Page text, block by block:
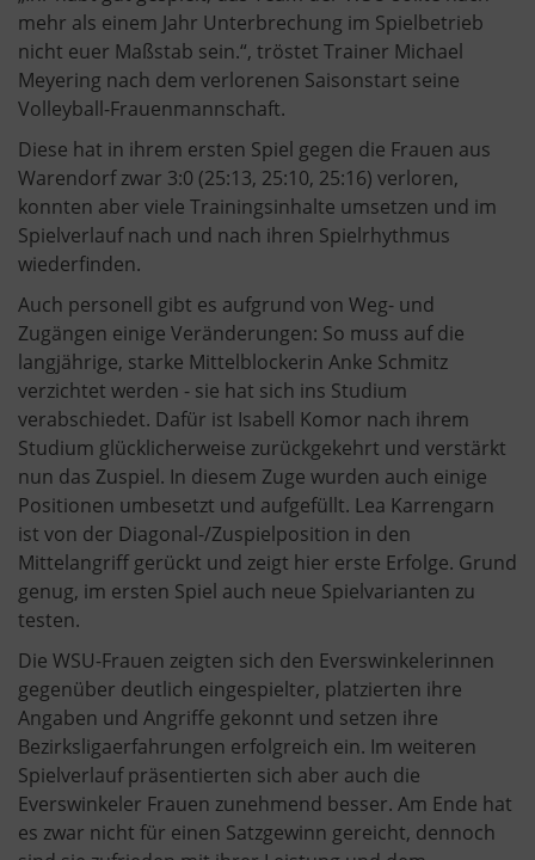
mehr als einem Jahr Unterbrechung im Spielbetrieb
nicht euer Maßstab sein.“, tröstet Trainer Michael
Meyering nach dem verlorenen Saisonstart seine
Volleyball-Frauenmannschaft.
Diese hat in ihrem ersten Spiel gegen die Frauen aus
Warendorf zwar 3:0 (25:13, 25:10, 25:16) verloren,
konnten aber viele Trainingsinhalte umsetzen und im
Spielverlauf nach und nach ihren Spielrhythmus
wiederfinden.
Auch personell gibt es aufgrund von Weg- und
Zugängen einige Veränderungen: So muss auf die
langjährige, starke Mittelblockerin Anke Schmitz
verzichtet werden - sie hat sich ins Studium
verabschiedet. Dafür ist Isabell Komor nach ihrem
Studium glücklicherweise zurückgekehrt und verstärkt
nun das Zuspiel. In diesem Zuge wurden auch einige
Positionen umbesetzt und aufgefüllt. Lea Karrengarn
ist von der Diagonal-/Zuspielposition in den
Mittelangriff gerückt und zeigt hier erste Erfolge. Grund
genug, im ersten Spiel auch neue Spielvarianten zu
testen.
Die WSU-Frauen zeigten sich den Everswinkelerinnen
gegenüber deutlich eingespielter, platzierten ihre
Angaben und Angriffe gekonnt und setzen ihre
Bezirksligaerfahrungen erfolgreich ein. Im weiteren
Spielverlauf präsentierten sich aber auch die
Everswinkeler Frauen zunehmend besser. Am Ende hat
es zwar nicht für einen Satzgewinn gereicht, dennoch